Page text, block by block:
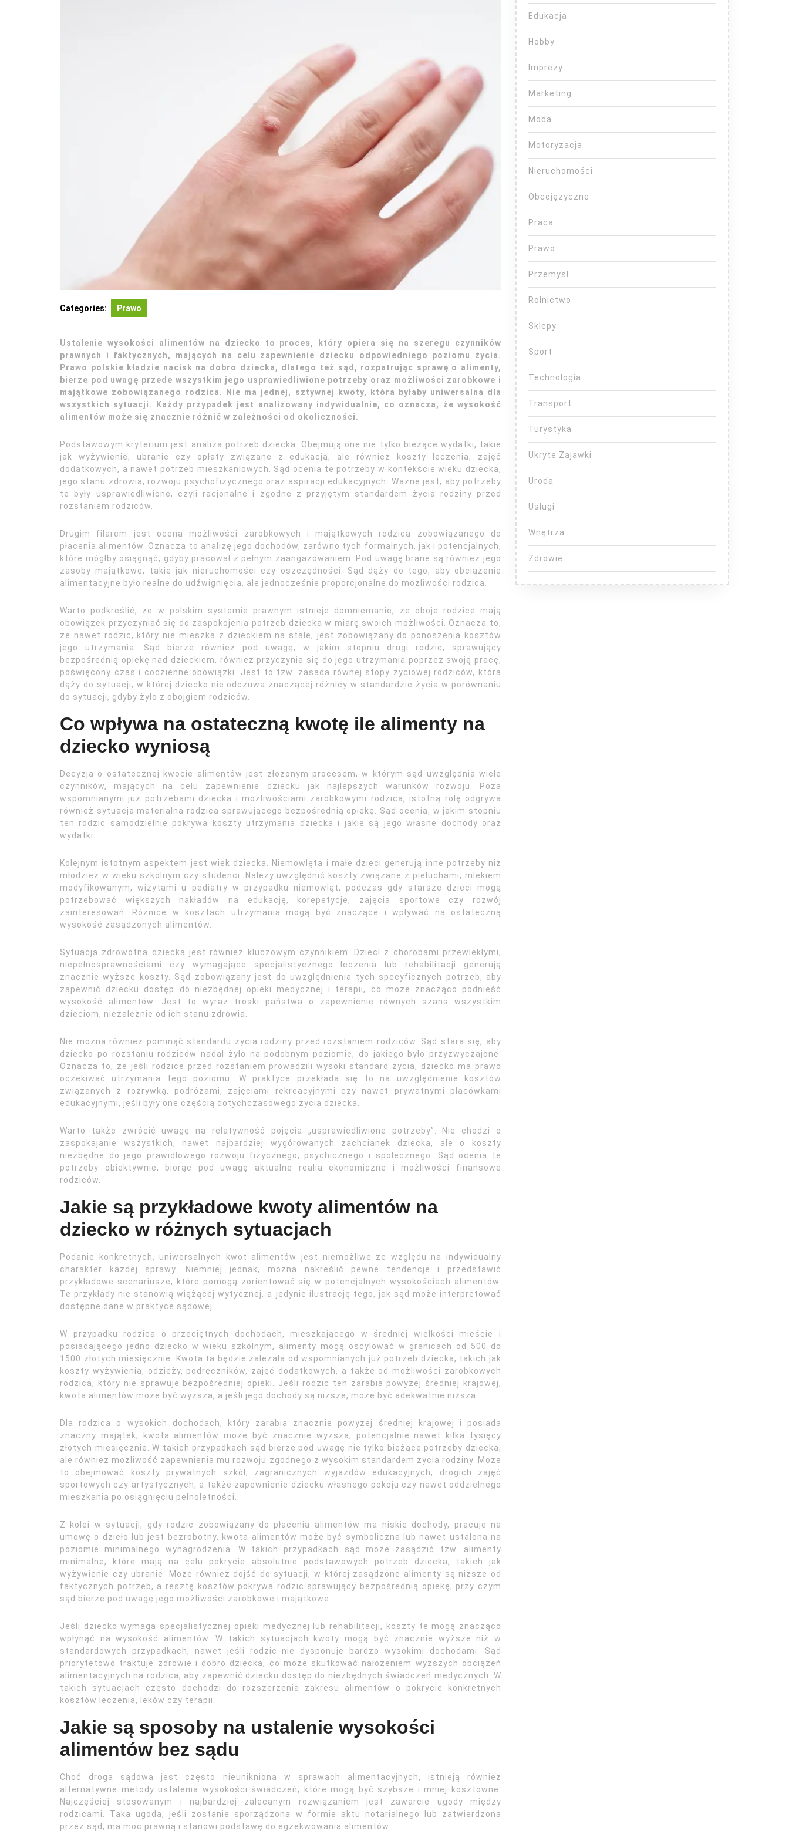
Categories: Prawo
Ustalenie wysokości alimentów na dziecko to proces, który opiera się na szeregu czynników
prawnych i faktycznych, mających na celu zapewnienie dziecku odpowiedniego poziomu życia.
Prawo polskie kładzie nacisk na dobro dziecka, dlatego też sąd, rozpatrując sprawę o alimenty,
bierze pod uwagę przede wszystkim jego usprawiedliwione potrzeby oraz możliwości zarobkowe i
majątkowe zobowiązanego rodzica. Nie ma jednej, sztywnej kwoty, która byłaby uniwersalna dla
wszystkich sytuacji. Każdy przypadek jest analizowany indywidualnie, co oznacza, że wysokość
alimentów może się znacznie różnić w zależności od okoliczności.
Podstawowym kryterium jest analiza potrzeb dziecka. Obejmują one nie tylko bieżące wydatki, takie
jak wyżywienie, ubranie czy opłaty związane z edukacją, ale również koszty leczenia, zajęć
dodatkowych, a nawet potrzeb mieszkaniowych. Sąd ocenia te potrzeby w kontekście wieku dziecka,
jego stanu zdrowia, rozwoju psychofizycznego oraz aspiracji edukacyjnych. Ważne jest, aby potrzeby
te były usprawiedliwione, czyli racjonalne i zgodne z przyjętym standardem życia rodziny przed
rozstaniem rodziców.
Drugim filarem jest ocena możliwości zarobkowych i majątkowych rodzica zobowiązanego do
płacenia alimentów. Oznacza to analizę jego dochodów, zarówno tych formalnych, jak i potencjalnych,
które mógłby osiągnąć, gdyby pracował z pełnym zaangażowaniem. Pod uwagę brane są również jego
zasoby majątkowe, takie jak nieruchomości czy oszczędności. Sąd dąży do tego, aby obciążenie
alimentacyjne było realne do udźwignięcia, ale jednocześnie proporcjonalne do możliwości rodzica.
Warto podkreślić, że w polskim systemie prawnym istnieje domniemanie, że oboje rodzice mają
obowiązek przyczyniać się do zaspokojenia potrzeb dziecka w miarę swoich możliwości. Oznacza to,
że nawet rodzic, który nie mieszka z dzieckiem na stałe, jest zobowiązany do ponoszenia kosztów
jego utrzymania. Sąd bierze również pod uwagę, w jakim stopniu drugi rodzic, sprawujący
bezpośrednią opiekę nad dzieckiem, również przyczynia się do jego utrzymania poprzez swoją pracę,
poświęcony czas i codzienne obowiązki. Jest to tzw. zasada równej stopy życiowej rodziców, która
dąży do sytuacji, w której dziecko nie odczuwa znaczącej różnicy w standardzie życia w porównaniu
do sytuacji, gdyby żyło z obojgiem rodziców.
Co wpływa na ostateczną kwotę ile alimenty na
dziecko wyniosą
Decyzja o ostatecznej kwocie alimentów jest złożonym procesem, w którym sąd uwzględnia wiele
czynników, mających na celu zapewnienie dziecku jak najlepszych warunków rozwoju. Poza
wspomnianymi już potrzebami dziecka i możliwościami zarobkowymi rodzica, istotną rolę odgrywa
również sytuacja materialna rodzica sprawującego bezpośrednią opiekę. Sąd ocenia, w jakim stopniu
ten rodzic samodzielnie pokrywa koszty utrzymania dziecka i jakie są jego własne dochody oraz
wydatki.
Kolejnym istotnym aspektem jest wiek dziecka. Niemowlęta i małe dzieci generują inne potrzeby niż
młodzież w wieku szkolnym czy studenci. Należy uwzględnić koszty związane z pieluchami, mlekiem
modyfikowanym, wizytami u pediatry w przypadku niemowląt, podczas gdy starsze dzieci mogą
potrzebować większych nakładów na edukację, korepetycje, zajęcia sportowe czy rozwój
zainteresowań. Różnice w kosztach utrzymania mogą być znaczące i wpływać na ostateczną
wysokość zasądzonych alimentów.
Sytuacja zdrowotna dziecka jest również kluczowym czynnikiem. Dzieci z chorobami przewlekłymi,
niepełnosprawnościami czy wymagające specjalistycznego leczenia lub rehabilitacji generują
znacznie wyższe koszty. Sąd zobowiązany jest do uwzględnienia tych specyficznych potrzeb, aby
zapewnić dziecku dostęp do niezbędnej opieki medycznej i terapii, co może znacząco podnieść
wysokość alimentów. Jest to wyraz troski państwa o zapewnienie równych szans wszystkim
dzieciom, niezależnie od ich stanu zdrowia.
Nie można również pominąć standardu życia rodziny przed rozstaniem rodziców. Sąd stara się, aby
dziecko po rozstaniu rodziców nadal żyło na podobnym poziomie, do jakiego było przyzwyczajone.
Oznacza to, że jeśli rodzice przed rozstaniem prowadzili wysoki standard życia, dziecko ma prawo
oczekiwać utrzymania tego poziomu. W praktyce przekłada się to na uwzględnienie kosztów
związanych z rozrywką, podróżami, zajęciami rekreacyjnymi czy nawet prywatnymi placówkami
edukacyjnymi, jeśli były one częścią dotychczasowego życia dziecka.
Warto także zwrócić uwagę na relatywność pojęcia „usprawiedliwione potrzeby”. Nie chodzi o
zaspokajanie wszystkich, nawet najbardziej wygórowanych zachcianek dziecka, ale o koszty
niezbędne do jego prawidłowego rozwoju fizycznego, psychicznego i społecznego. Sąd ocenia te
potrzeby obiektywnie, biorąc pod uwagę aktualne realia ekonomiczne i możliwości finansowe
rodziców.
Jakie są przykładowe kwoty alimentów na
dziecko w różnych sytuacjach
Podanie konkretnych, uniwersalnych kwot alimentów jest niemożliwe ze względu na indywidualny
charakter każdej sprawy. Niemniej jednak, można nakreślić pewne tendencje i przedstawić
przykładowe scenariusze, które pomogą zorientować się w potencjalnych wysokościach alimentów.
Te przykłady nie stanowią wiążącej wytycznej, a jedynie ilustrację tego, jak sąd może interpretować
dostępne dane w praktyce sądowej.
W przypadku rodzica o przeciętnych dochodach, mieszkającego w średniej wielkości mieście i
posiadającego jedno dziecko w wieku szkolnym, alimenty mogą oscylować w granicach od 500 do
1500 złotych miesięcznie. Kwota ta będzie zależała od wspomnianych już potrzeb dziecka, takich jak
koszty wyżywienia, odzieży, podręczników, zajęć dodatkowych, a także od możliwości zarobkowych
rodzica, który nie sprawuje bezpośredniej opieki. Jeśli rodzic ten zarabia powyżej średniej krajowej,
kwota alimentów może być wyższa, a jeśli jego dochody są niższe, może być adekwatnie niższa.
Dla rodzica o wysokich dochodach, który zarabia znacznie powyżej średniej krajowej i posiada
znaczny majątek, kwota alimentów może być znacznie wyższa, potencjalnie nawet kilka tysięcy
złotych miesięcznie. W takich przypadkach sąd bierze pod uwagę nie tylko bieżące potrzeby dziecka,
ale również możliwość zapewnienia mu rozwoju zgodnego z wysokim standardem życia rodziny. Może
to obejmować koszty prywatnych szkół, zagranicznych wyjazdów edukacyjnych, drogich zajęć
sportowych czy artystycznych, a także zapewnienie dziecku własnego pokoju czy nawet oddzielnego
mieszkania po osiągnięciu pełnoletności.
Z kolei w sytuacji, gdy rodzic zobowiązany do płacenia alimentów ma niskie dochody, pracuje na
umowę o dzieło lub jest bezrobotny, kwota alimentów może być symboliczna lub nawet ustalona na
poziomie minimalnego wynagrodzenia. W takich przypadkach sąd może zasądzić tzw. alimenty
minimalne, które mają na celu pokrycie absolutnie podstawowych potrzeb dziecka, takich jak
wyżywienie czy ubranie. Może również dojść do sytuacji, w której zasądzone alimenty są niższe od
faktycznych potrzeb, a resztę kosztów pokrywa rodzic sprawujący bezpośrednią opiekę, przy czym
sąd bierze pod uwagę jego możliwości zarobkowe i majątkowe.
Jeśli dziecko wymaga specjalistycznej opieki medycznej lub rehabilitacji, koszty te mogą znacząco
wpłynąć na wysokość alimentów. W takich sytuacjach kwoty mogą być znacznie wyższe niż w
standardowych przypadkach, nawet jeśli rodzic nie dysponuje bardzo wysokimi dochodami. Sąd
priorytetowo traktuje zdrowie i dobro dziecka, co może skutkować nałożeniem wyższych obciążeń
alimentacyjnych na rodzica, aby zapewnić dziecku dostęp do niezbędnych świadczeń medycznych. W
takich sytuacjach często dochodzi do rozszerzenia zakresu alimentów o pokrycie konkretnych
kosztów leczenia, leków czy terapii.
Jakie są sposoby na ustalenie wysokości
alimentów bez sądu
Choć droga sądowa jest często nieunikniona w sprawach alimentacyjnych, istnieją również
alternatywne metody ustalenia wysokości świadczeń, które mogą być szybsze i mniej kosztowne.
Najczęściej stosowanym i najbardziej zalecanym rozwiązaniem jest zawarcie ugody między
rodzicami. Taka ugoda, jeśli zostanie sporządzona w formie aktu notarialnego lub zatwierdzona
przez sąd, ma moc prawną i stanowi podstawę do egzekwowania alimentów.
Edukacja
Hobby
Imprezy
Marketing
Moda
Motoryzacja
Nieruchomości
Obcojęzyczne
Praca
Prawo
Przemysł
Rolnictwo
Sklepy
Sport
Technologia
Transport
Turystyka
Ukryte Zajawki
Uroda
Usługi
Wnętrza
Zdrowie